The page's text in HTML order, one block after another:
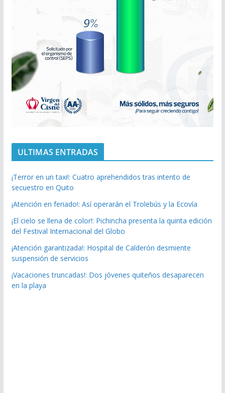
ULTIMAS ENTRADAS
¡Terror en un taxi!: Cuatro aprehendidos tras intento de
secuestro en Quito
¡Atención en feriado!: Así operarán el Trolebús y la Ecovía
¡El cielo se llena de color!: Pichincha presenta la quinta edición
del Festival Internacional del Globo
¡Atención garantizada!: Hospital de Calderón desmiente
suspensión de servicios
¡Vacaciones truncadas!: Dos jóvenes quiteños desaparecen
en la playa